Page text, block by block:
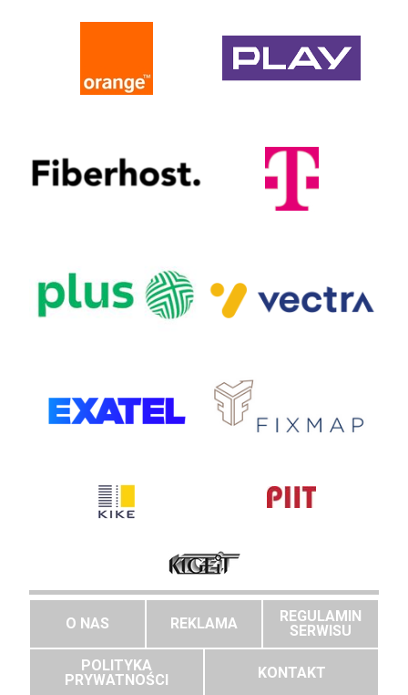
O NAS REKLAMA
REGULAMIN
SERWISU
POLITYKA
PRYWATNOŚCI
KONTAKT